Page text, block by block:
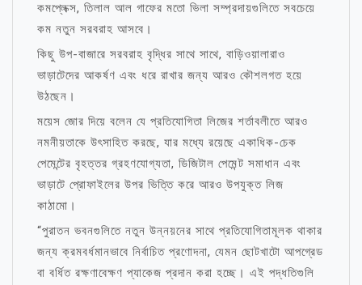
কমপ্লেক্স, তিলাল আল গাফের মতো ভিলা সম্প্রদায়গুলিতে সবচেয়ে
কম নতুন সরবরাহ আসবে।
কিছু উপ-বাজারে সরবরাহ বৃদ্ধির সাথে সাথে, বাড়িওয়ালারাও
ভাড়াটেদের আকর্ষণ এবং ধরে রাখার জন্য আরও কৌশলগত হয়ে
উঠছেন।
ময়েস জোর দিয়ে বলেন যে প্রতিযোগিতা লিজের শর্তাবলীতে আরও
নমনীয়তাকে উৎসাহিত করছে, যার মধ্যে রয়েছে একাধিক-চেক
পেমেন্টের বৃহত্তর গ্রহণযোগ্যতা, ডিজিটাল পেমেন্ট সমাধান এবং
ভাড়াটে প্রোফাইলের উপর ভিত্তি করে আরও উপযুক্ত লিজ
কাঠামো।
“পুরাতন ভবনগুলিতে নতুন উন্নয়নের সাথে প্রতিযোগিতামূলক থাকার
জন্য ক্রমবর্ধমানভাবে নির্বাচিত প্রণোদনা, যেমন ছোটখাটো আপগ্রেড
বা বর্ধিত রক্ষণাবেক্ষণ প্যাকেজ প্রদান করা হচ্ছে। এই পদ্ধতিগুলি